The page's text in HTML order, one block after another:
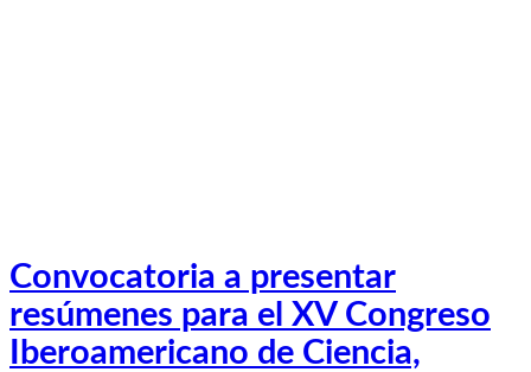
Convocatoria a presentar
resúmenes para el XV Congreso
Iberoamericano de Ciencia,